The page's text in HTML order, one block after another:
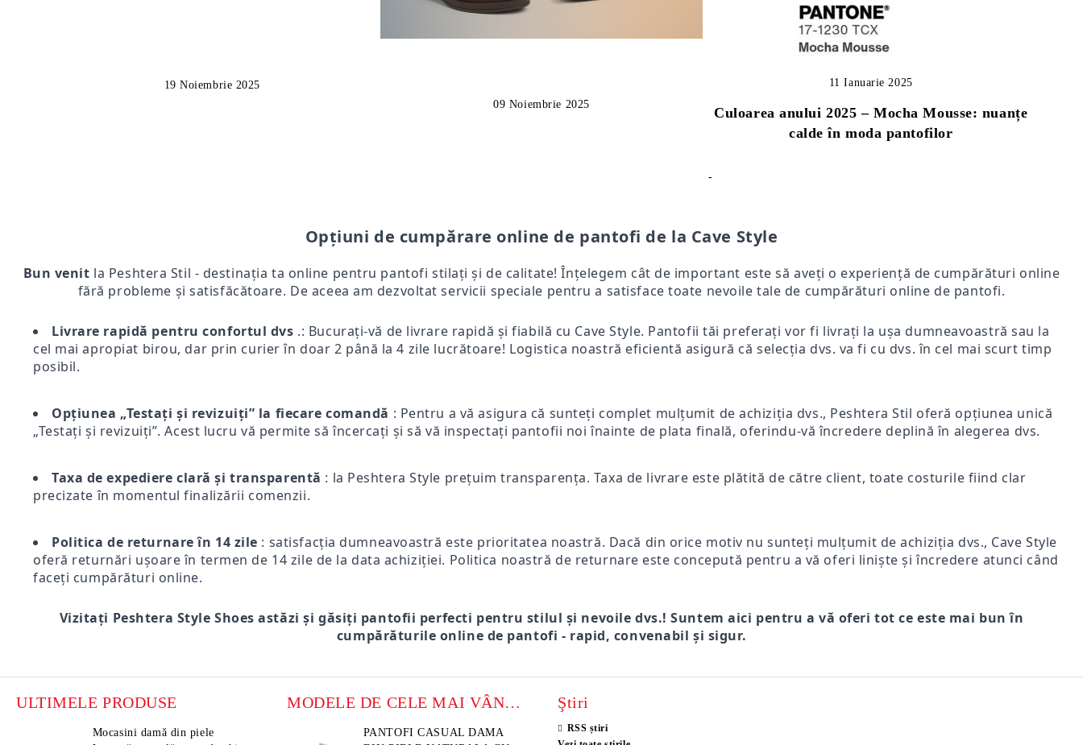
19 Noiembrie 2025
09 Noiembrie 2025
Culoarea anului 2025 – Mocha Mousse: nuanțe
calde în moda pantofilor
11 Ianuarie 2025
-
Opțiuni de cumpărare online de pantofi de la Cave Style
Bun venit la Peshtera Stil - destinația ta online pentru pantofi stilați și de calitate! Înțelegem cât de important este să aveți o experiență de cumpărături online
fără probleme și satisfăcătoare. De aceea am dezvoltat servicii speciale pentru a satisface toate nevoile tale de cumpărături online de pantofi.
Livrare rapidă pentru confortul dvs .: Bucurați-vă de livrare rapidă și fiabilă cu Cave Style. Pantofii tăi preferați vor fi livrați la ușa dumneavoastră sau la
cel mai apropiat birou, dar prin curier în doar 2 până la 4 zile lucrătoare! Logistica noastră eficientă asigură că selecția dvs. va fi cu dvs. în cel mai scurt timp
posibil.
Opțiunea „Testați și revizuiți” la fiecare comandă : Pentru a vă asigura că sunteți complet mulțumit de achiziția dvs., Peshtera Stil oferă opțiunea unică
„Testați și revizuiți”. Acest lucru vă permite să încercați și să vă inspectați pantofii noi înainte de plata finală, oferindu-vă încredere deplină în alegerea dvs.
Taxa de expediere clară și transparentă : la Peshtera Style prețuim transparența. Taxa de livrare este plătită de către client, toate costurile fiind clar
precizate în momentul finalizării comenzii.
Politica de returnare în 14 zile : satisfacția dumneavoastră este prioritatea noastră. Dacă din orice motiv nu sunteți mulțumit de achiziția dvs., Cave Style
oferă returnări ușoare în termen de 14 zile de la data achiziției. Politica noastră de returnare este concepută pentru a vă oferi liniște și încredere atunci când
faceți cumpărături online.
Vizitați Peshtera Style Shoes astăzi și găsiți pantofii perfecti pentru stilul și nevoile dvs.! Suntem aici pentru a vă oferi tot ce este mai bun în
cumpărăturile online de pantofi - rapid, convenabil și sigur.
ULTIMELE PRODUSE
Mocasini damă din piele
Mocasini damă din piele
Sandale damă din piele velur
MODELE DE CELE MAI VÂNZATE
PANTOFI CASUAL DAMA
ELIA MOVE – PANTOFI DE
Ştiri
RSS știri